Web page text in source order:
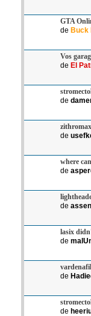
GTA
de Buck
Vos
de El
de
de
where
de
de
lasix
de
de
de